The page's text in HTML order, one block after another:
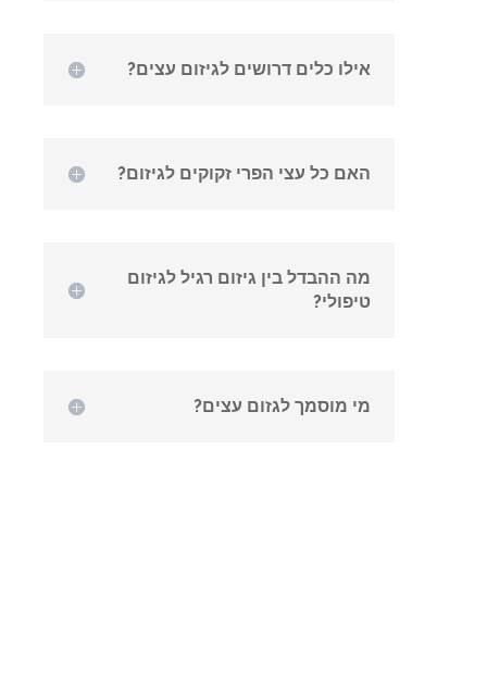
אילו כלים דרושים לגיזום עצים?
האם כל עצי הפרי זקוקים לגיזום?
מה ההבדל בין גיזום רגיל לגיזום
טיפולי?
מי מוסמך לגזום עצים?